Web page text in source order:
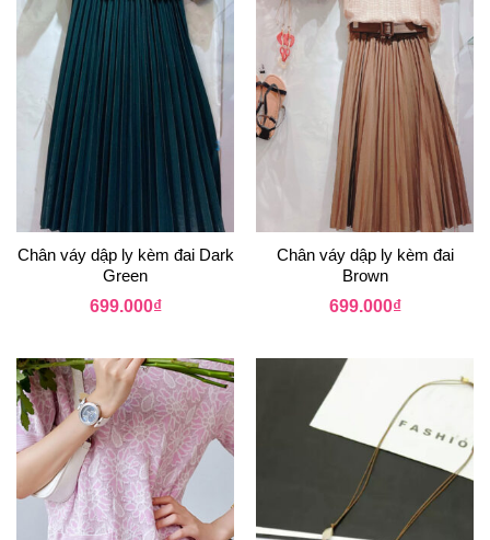
Chân váy dập ly kèm đai Dark
Green
699.000₫
Chân váy dập ly kèm đai
Brown
699.000₫